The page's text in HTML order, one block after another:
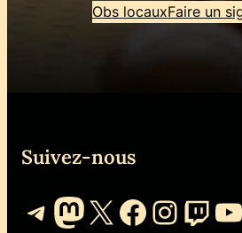
Obs locauxFaire un
Suivez-nous
Telegram
Mastodon
X